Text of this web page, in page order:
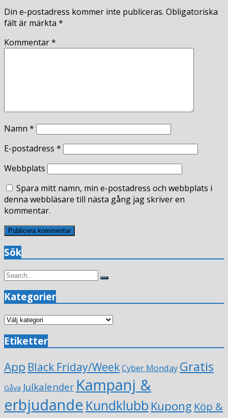
Din e-postadress kommer inte publiceras. Obligatoriska
fält är märkta *
Kommentar*
Namn *
E-postadress *
Webbplats
Spara mitt namn, min e-postadress och webbplats i
denna webbläsare till nästa gång jag skriver en
kommentar.
Sök
Search
Search
Kategorier
Kategorier
Etiketter
App Black Friday/WeekCyber Monday Gratis
Gåva Julkalender Kampanj &
erbjudande Kundklubb Kupong Köp &